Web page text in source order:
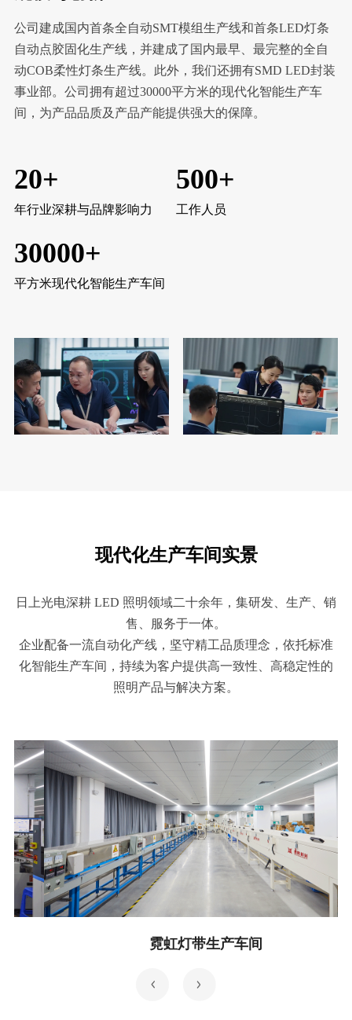
公司建成国内首条全自动SMT模组生产线和首条LED灯条
自动点胶固化生产线，并建成了国内最早、最完整的全自
动COB柔性灯条生产线。此外，我们还拥有SMD LED封装
事业部。公司拥有超过30000平方米的现代化智能生产车
间，为产品品质及产品产能提供强大的保障。
20+
年行业深耕与品牌影响力
500+
工作人员
30000+
平方米现代化智能生产车间
现代化生产车间实景
日上光电深耕 LED 照明领域二十余年，集研发、生产、销
售、服务于一体。
企业配备一流自动化产线，坚守精工品质理念，依托标准
化智能生产车间，持续为客户提供高一致性、高稳定性的
照明产品与解决方案。
霓虹灯带生产车间